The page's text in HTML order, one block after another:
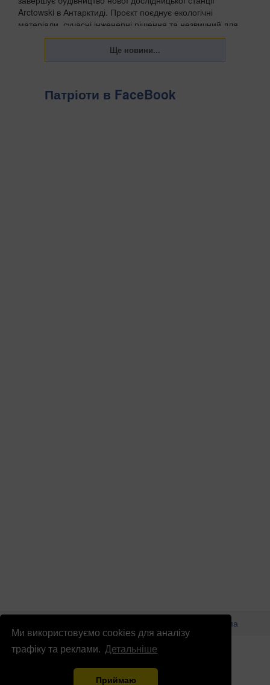
Ми використовуємо cookies для аналізу
трафіку та реклами. Детальніше
Приймаю
Arctowski в Антарктиді. Проєкт поєднує екологічні
матеріали, сучасні інженерні рішення та незвичний для
полярних баз акцент на комфорті людей, які пра...
Патріоти в FaceBook
Реклама
info @patrioty.org.ua